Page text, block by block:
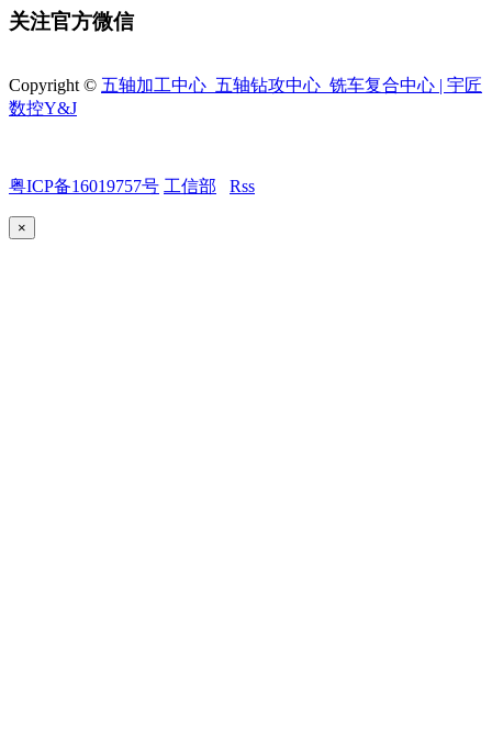
关注官方微信
Copyright © 五轴加工中心_五轴钻攻中心_铣车复合中心 | 宇匠
数控Y&J
粤ICP备16019757号 工信部 Rss
×